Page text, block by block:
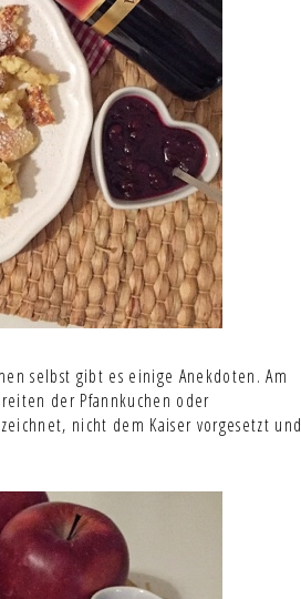
selbst gibt es einige Anekdoten. Am
der Pfannkuchen oder
nicht dem Kaiser vorgesetzt und